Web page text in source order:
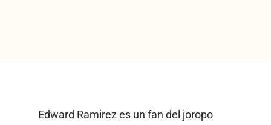
Edward Ramirez es un fan del joropo